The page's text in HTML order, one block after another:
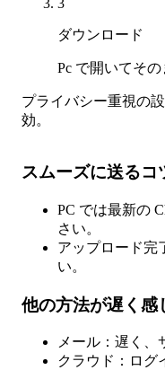
ダウンロード
Pc で開いてその
プライバシー重視の
効。
スムーズに送るコ
PC では最新の
さい。
アップロード完
い。
他の方法が遅く感
メール：遅く、
クラウド：ログ